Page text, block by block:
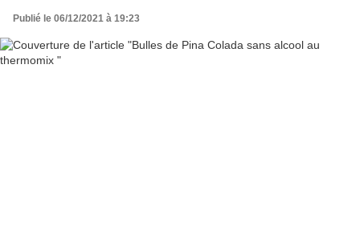
Publié le 06/12/2021 à 19:23